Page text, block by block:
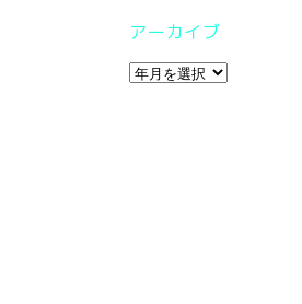
アーカイブ